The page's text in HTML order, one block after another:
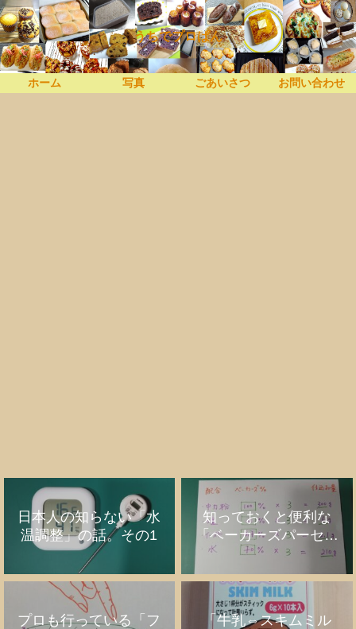
うちでプロぱん
ホーム 写真 ごあいさつ お問い合わせ
日本人の知らない「水
温調整」の話。その1
知っておくと便利な
「ベーカーズパーセン
ト」の話
プロも行っている「フ
「牛乳⇔スキムミル